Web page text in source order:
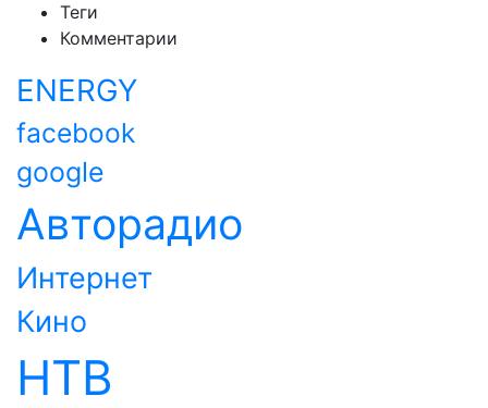
Теги
Комментарии
ENERGY
facebook
google
Авторадио
Интернет
Кино
НТВ